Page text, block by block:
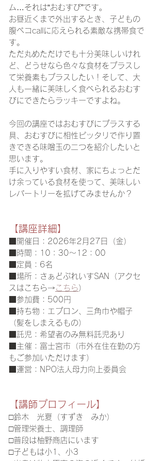
ム…それは“おむすび”です。
お昼近くまで外出するとき、子どもの
腹ペコcallに応えられる素敵な携帯食で
す。
ただ丸めただけでも十分美味しいけれ
ど、どうせなら色々な食材をプラスし
て栄養素もプラスしたい！そして、大
人も一緒に美味しく食べられるおむす
びにできたらラッキーですよね。
今回の講座ではおむすびにプラスする
具、おむすびに相性ピッタリで作り置
きできる味噌玉の二つを紹介したいと
思います。
手に入りやすい食材、家にちょっとだ
け余っている食材を使って、美味しい
レパートリーを拡げてみませんか？
【講座詳細】
■開催日：2026年2月27日（金）
■時間：10：30～12：00
■定員：6名
■場所：さぁどぷれいすSAN（アクセ
スはこちら→こちら）
■参加費：500円
■持ち物：エプロン、三角巾や帽子
（髪をしまえるもの）
託児：希望者のみ無料託児あり
■主催：富士宮市（市外在住在勤の方
もご参加いただけます）
■運営：NPO法人母力向上委員会
【講師プロフィール】
□鈴木　光夏（すずき　みか）
□管理栄養士、調理師
□普段は柚野商店にいます
□子どもは小1、小3